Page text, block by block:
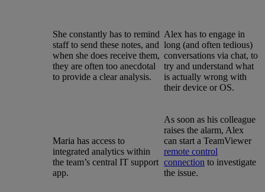
She constantly has to remind
staff to send these notes, and
when she does receive them,
they are often too anecdotal
to provide a clear analysis.
Alex has to engage in
long (and often tedious)
conversations via chat, to
try and understand what
is actually wrong with
their device or OS.
Maria has access to
integrated analytics within
the team’s central IT support
app.
As soon as his colleague
raises the alarm, Alex
can start a TeamViewer
remote control
connection to investigate
the issue.